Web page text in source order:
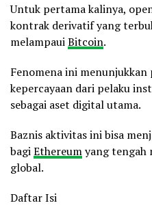
Untuk pertama kalinya,
kontrak derivatif yang
melampauiBitcoin.
Fenomena ini
kepercayaan dari pelaku
sebagai aset digital utama.
Baznis aktivitas ini bisa
bagiEthereumyang tengah
global.
Daftar Isi